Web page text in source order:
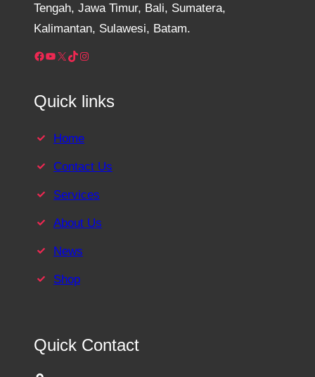
Tengah, Jawa Timur, Bali, Sumatera,
Kalimantan, Sulawesi, Batam.
Facebook YouTube X TikTok Instagram
Quick links
Home
Contact Us
Services
About Us
News
Shop
Quick Contact